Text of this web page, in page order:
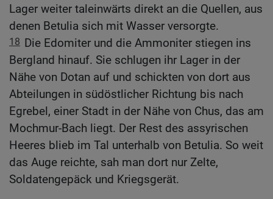
Lager weiter taleinwärts direkt an die Quellen, aus
denen Betulia sich mit Wasser versorgte.
18 Die Edomiter und die Ammoniter stiegen ins
Bergland hinauf. Sie schlugen ihr Lager in der
Nähe von Dotan auf und schickten von dort aus
Abteilungen in südöstlicher Richtung bis nach
Egrebel, einer Stadt in der Nähe von Chus, das am
Mochmur-Bach liegt. Der Rest des assyrischen
Heeres blieb im Tal unterhalb von Betulia. So weit
das Auge reichte, sah man dort nur Zelte,
Soldatengepäck und Kriegsgerät.